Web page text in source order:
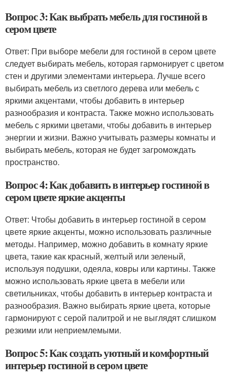
Вопрос 3: Как выбрать мебель для гостиной в
сером цвете
Ответ: При выборе мебели для гостиной в сером цвете
следует выбирать мебель, которая гармонирует с цветом
стен и другими элементами интерьера. Лучше всего
выбирать мебель из светлого дерева или мебель с
яркими акцентами, чтобы добавить в интерьер
разнообразия и контраста. Также можно использовать
мебель с яркими цветами, чтобы добавить в интерьер
энергии и жизни. Важно учитывать размеры комнаты и
выбирать мебель, которая не будет загромождать
пространство.
Вопрос 4: Как добавить в интерьер гостиной в
сером цвете яркие акценты
Ответ: Чтобы добавить в интерьер гостиной в сером
цвете яркие акценты, можно использовать различные
методы. Например, можно добавить в комнату яркие
цвета, такие как красный, желтый или зеленый,
используя подушки, одеяла, ковры или картины. Также
можно использовать яркие цвета в мебели или
светильниках, чтобы добавить в интерьер контраста и
разнообразия. Важно выбирать яркие цвета, которые
гармонируют с серой палитрой и не выглядят слишком
резкими или неприемлемыми.
Вопрос 5: Как создать уютный и комфортный
интерьер гостиной в сером цвете